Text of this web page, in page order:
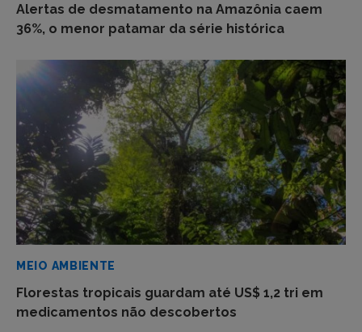
Alertas de desmatamento na Amazônia caem
36%, o menor patamar da série histórica
MEIO AMBIENTE
Florestas tropicais guardam até US$ 1,2 tri em
medicamentos não descobertos